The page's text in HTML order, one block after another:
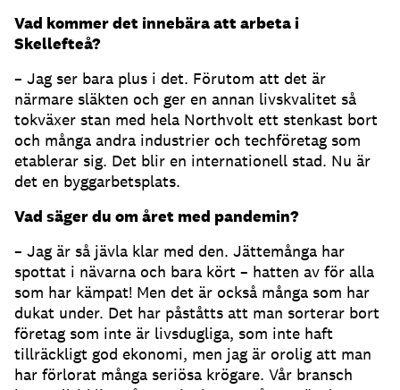
Vad kommer det innebära att arbeta i
Skellefteå?
­– Jag ser bara plus i det. Förutom att det är
närmare släkten och ger en annan livskvalitet så
tokväxer stan med hela Northvolt ett stenkast bort
och många andra industrier och techföretag som
etablerar sig. Det blir en internationell stad. Nu är
det en byggarbetsplats.
Vad säger du om året med pandemin?
– Jag är så jävla klar med den. Jättemånga har
spottat i nävarna och bara kört – hatten av för alla
som har kämpat! Men det är också många som har
dukat under. Det har påståtts att man sorterar bort
företag som inte är livsdugliga, som inte haft
tillräckligt god ekonomi, men jag är orolig att man
har förlorat många seriösa krögare. Vår bransch